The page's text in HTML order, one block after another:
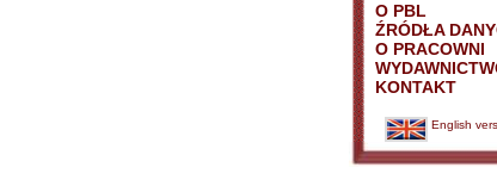
O PBL
ŹRÓDŁA
O PRACOWNI
KONTAKT
English